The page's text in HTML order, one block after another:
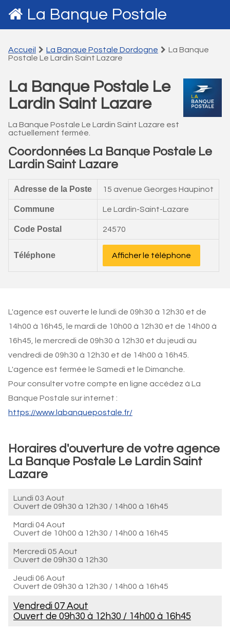
La Banque Postale
Accueil La Banque Postale Dordogne
La Banque
Postale Le Lardin Saint Lazare
La Banque Postale Le
Lardin Saint Lazare
La Banque Postale Le Lardin Saint Lazare est
actuellement fermée.
Coordonnées La Banque Postale Le
Lardin Saint Lazare
Adresse de la Poste 15 avenue Georges Haupinot
Commune Le Lardin-Saint-Lazare
Code Postal 24570
Téléphone Afficher le téléphone
L'agence est ouverte le lundi de 09h30 à 12h30 et de
14h00 à 16h45, le mardi de 10h00 à 12h30 et de 14h00 à
16h45, le mercredi de 09h30 à 12h30 et du jeudi au
vendredi de 09h30 à 12h30 et de 14h00 à 16h45.
L'agence est fermée le Samedi et le Dimanche.
Pour consulter votre compte en ligne accédez à La
Banque Postale sur internet :
https://www.labanquepostale.fr/
Horaires d'ouverture de votre agence
La Banque Postale Le Lardin Saint
Lazare
Lundi 03 Aout
Ouvert de 09h30 à 12h30 / 14h00 à 16h45
Mardi 04 Aout
Ouvert de 10h00 à 12h30 / 14h00 à 16h45
Mercredi 05 Aout
Ouvert de 09h30 à 12h30
Jeudi 06 Aout
Ouvert de 09h30 à 12h30 / 14h00 à 16h45
Vendredi 07 Aout
Ouvert de 09h30 à 12h30 / 14h00 à 16h45